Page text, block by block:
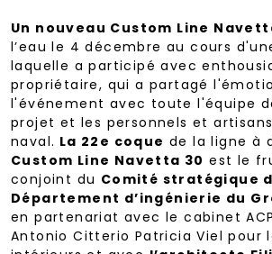
Un nouveau Custom Line
l’eau le 4 décembre au cours
laquelle a participé avec
propriétaire, qui a partagé
l'événement avec toute l'équipe
projet et les personnels et
naval. La 22e coque de la ligne à
Custom Line Navetta 30 est le
conjoint du Comité stratégique
Département d’ingénierie du
en partenariat avec le cabinet
Antonio Citterio Patricia Viel pour